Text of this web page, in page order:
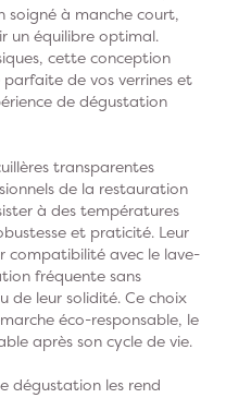
soigné à manche court,
un équilibre optimal.
cette conception
de vos verrines et
de dégustation
transparentes
de la restauration
à des températures
et praticité. Leur
compatibilité avec le lave-
fréquente sans
de leur solidité. Ce choix
éco-responsable, le
après son cycle de vie.
dégustation les rend